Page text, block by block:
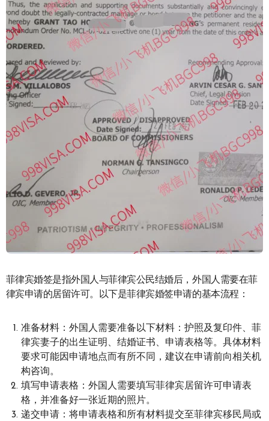
菲律宾婚签是指外国人与菲律宾公民结婚后，外国人需要在菲
律宾申请的居留许可。以下是菲律宾婚签申请的基本流程：
准备材料：外国人需要准备以下材料：护照及复印件、菲
律宾妻子的出生证明、结婚证书、申请表格等。具体材料
要求可能因申请地点而有所不同，建议在申请前向相关机
构咨询。
填写申请表格：外国人需要填写菲律宾居留许可申请表
格，并准备好一张近期的照片。
递交申请：将申请表格和所有材料提交至菲律宾移民局或